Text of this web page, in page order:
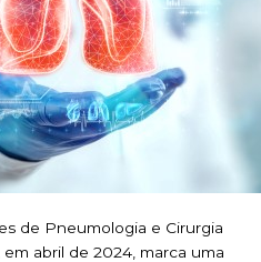
de Pneumologia e Cirurgia
abril de 2024, marca uma